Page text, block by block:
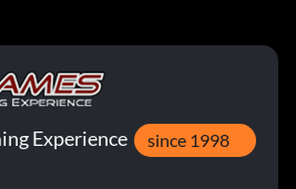
Frostburn Canyon.
Experience since 1998